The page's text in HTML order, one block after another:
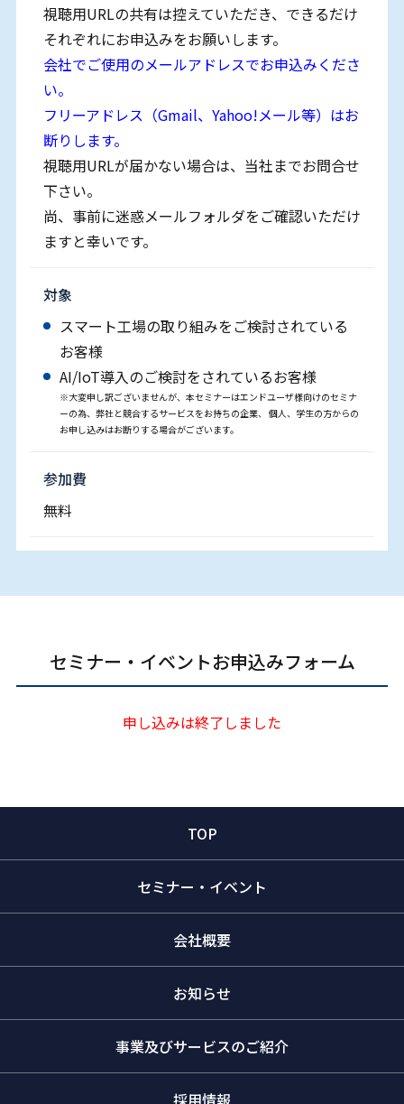
視聴用URLの共有は控えていただき、できるだけ
それぞれにお申込みをお願いします。
会社でご使用のメールアドレスでお申込みくださ
い。
フリーアドレス（Gmail、Yahoo!メール等）はお
断りします。
視聴用URLが届かない場合は、当社までお問合せ
下さい。
尚、事前に迷惑メールフォルダをご確認いただけ
ますと幸いです。
対象
スマート⼯場の取り組みをご検討されている
お客様
AI/IoT導⼊のご検討をされているお客様
※大変申し訳ございませんが、本セミナーはエンドユーザ様向けのセミナ
ーの為、弊社と競合するサービスをお持ちの企業、 個人、学生の方からの
お申し込みはお断りする場合がございます。
参加費
無料
セミナー・イベントお申込みフォーム
申し込みは終了しました
TOP
セミナー・イベント
会社概要
お知らせ
事業及びサービスのご紹介
採⽤情報